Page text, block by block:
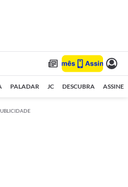
PALADAR JC DESCUBRA ASSINE